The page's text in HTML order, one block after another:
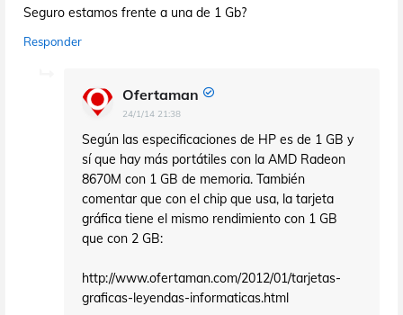
Seguro estamos frente a una de 1 Gb?
Responder
Ofertaman
24/1/14 21:38
Según las especificaciones de HP es de 1 GB y
sí que hay más portátiles con la AMD Radeon
8670M con 1 GB de memoria. También
comentar que con el chip que usa, la tarjeta
gráfica tiene el mismo rendimiento con 1 GB
que con 2 GB:
http://www.ofertaman.com/2012/01/tarjetas-
graficas-leyendas-informaticas.html